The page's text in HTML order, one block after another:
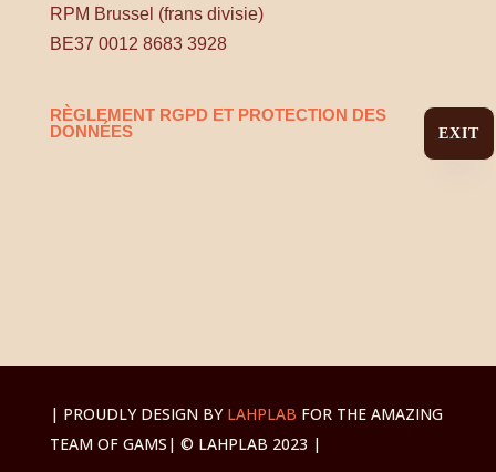
RPM Brussel (frans divisie)
BE37 0012 8683 3928
RÈGLEMENT RGPD ET PROTECTION DES
DONNÉES
| PROUDLY DESIGN BY LAHPLAB FOR THE AMAZING
TEAM OF GAMS | © LAHPLAB 2023 |
EXIT